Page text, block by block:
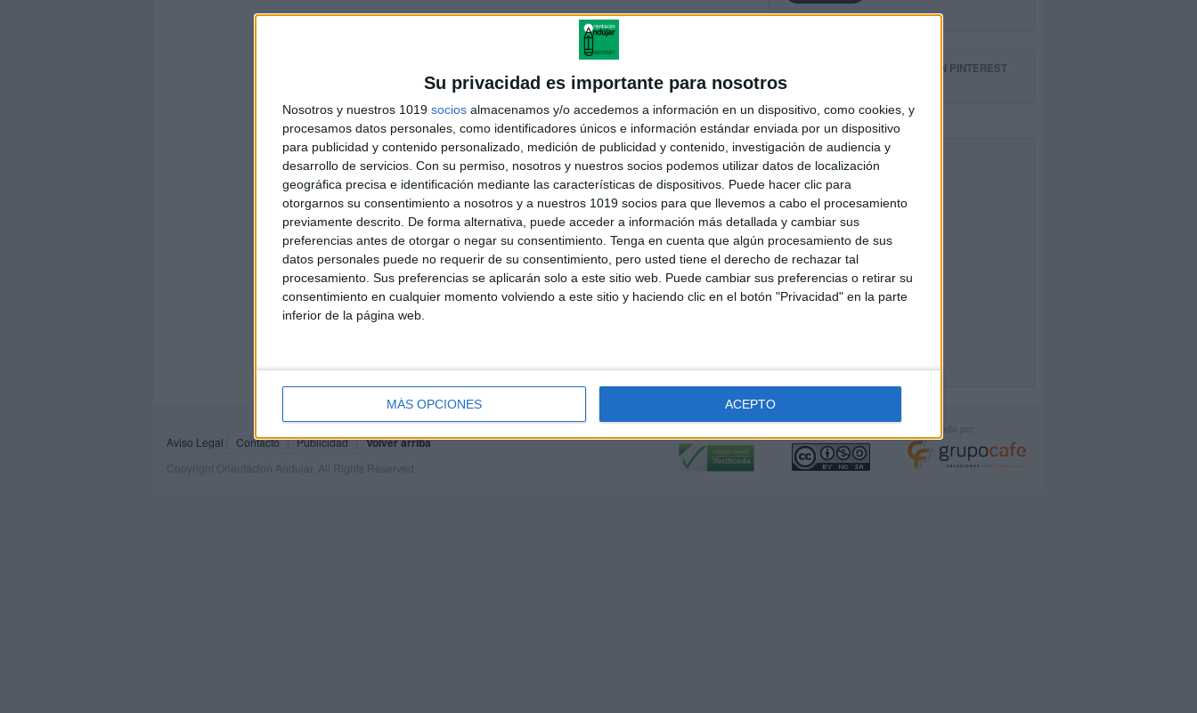
Su privacidad es importante para nosotros
Nosotros y nuestros 1019 socios almacenamos y/o accedemos a información en un dispositivo, como cookies, y
procesamos datos personales, como identificadores únicos e información estándar enviada por un dispositivo
para publicidad y contenido personalizado, medición de publicidad y contenido, investigación de audiencia y
desarrollo de servicios. Con su permiso, nosotros y nuestros socios podemos utilizar datos de localización
geográfica precisa e identificación mediante las características de dispositivos. Puede hacer clic para
otorgarnos su consentimiento a nosotros y a nuestros 1019 socios para que llevemos a cabo el procesamiento
previamente descrito. De forma alternativa, puede acceder a información más detallada y cambiar sus
preferencias antes de otorgar o negar su consentimiento. Tenga en cuenta que algún procesamiento de sus
datos personales puede no requerir de su consentimiento, pero usted tiene el derecho de rechazar tal
procesamiento. Sus preferencias se aplicarán solo a este sitio web. Puede cambiar sus preferencias o retirar su
consentimiento en cualquier momento volviendo a este sitio y haciendo clic en el botón "Privacidad" en la parte
inferior de la página web.
MÁS OPCIONES ACEPTO
SIGUE NUESTROS TABLEROS EN PINTEREST
Aviso Legal Contacto Publicidad Volver arriba
Copyright Orientacion Andujar. All Rights Reserved